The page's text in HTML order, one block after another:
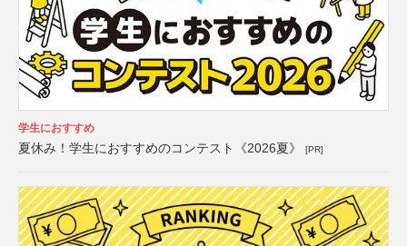
学生におすすめ
夏休み！学生におすすめのコンテスト《2026夏》 [PR]